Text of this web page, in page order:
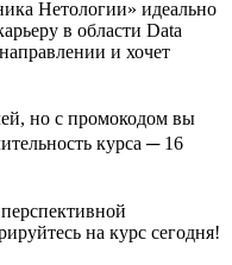
Нетологии» идеально
в области Data
и хочет
но с промокодом вы
курса ─ 16
на курс сегодня!​